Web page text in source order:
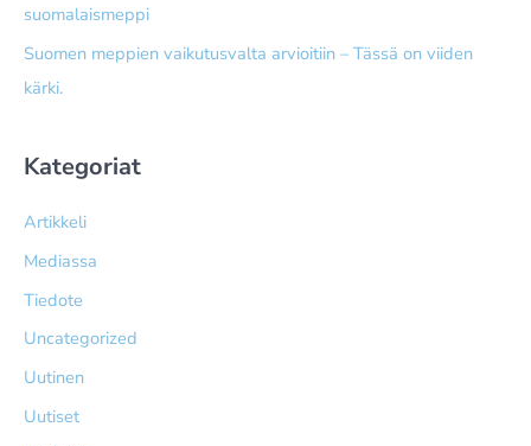
suomalaismeppi
Suomen meppien vaikutusvalta arvioitiin – Tässä on viiden
kärki.
Kategoriat
Artikkeli
Mediassa
Tiedote
Uncategorized
Uutinen
Uutiset